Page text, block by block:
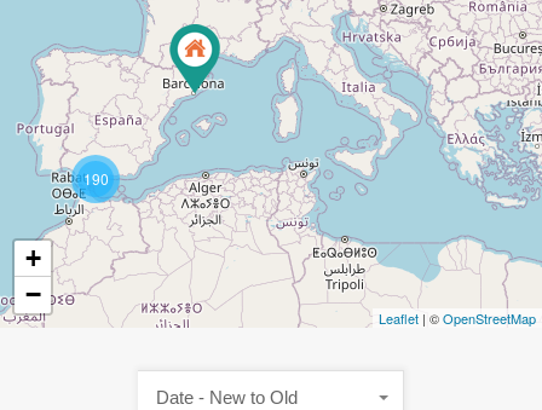
190
+
−
Leaflet | ©OpenStreetMap
Date - New to Old